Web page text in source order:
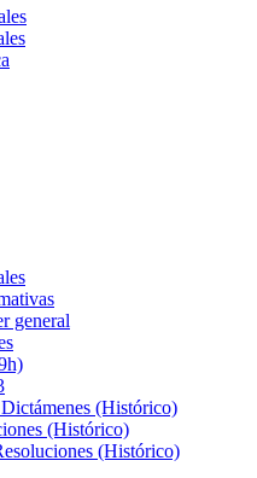
general
(Histórico)
(Histórico)
(Histórico)